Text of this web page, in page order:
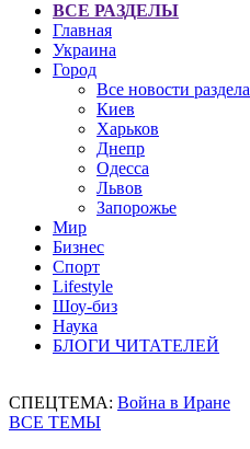
ВСЕ РАЗДЕЛЫ
Главная
Украина
Город
Все новости раздела
Киев
Харьков
Днепр
Одесса
Львов
Запорожье
Мир
Бизнес
Спорт
Lifestyle
Шоу-биз
Наука
БЛОГИ ЧИТАТЕЛЕЙ
СПЕЦТЕМА: Война в Иране
ВСЕ ТЕМЫ